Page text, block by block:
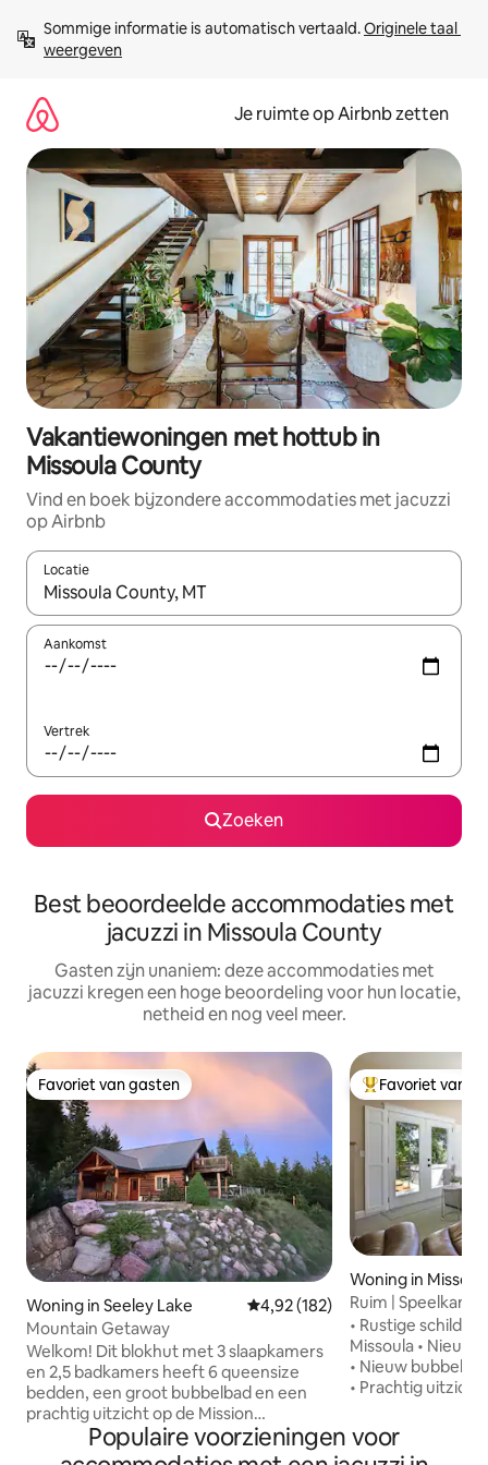
direct
naar
Sommige informatie is automatisch vertaald. Originele taal
weergeven
Je ruimte op Airbnb zetten
Vakantiewoningen met hottub in
Missoula County
Vind en boek bijzondere accommodaties met jacuzzi
op Airbnb
Locatie
Wanneer er suggesties beschikbaar zijn, maak je een keuze
Aankomst
Vertrek
Zoeken
Best beoordeelde accommodaties met
jacuzzi in Missoula County
Gasten zijn unaniem: deze accommodaties met
jacuzzi kregen een hoge beoordeling voor hun locatie,
netheid en nog veel meer.
Favoriet van gasten
Favoriet van gasten
Woning in Seeley Lake Gemiddelde beoordeling van
4,92 (182)
Mountain Getaway
Welkom! Dit blokhut met 3 slaapkamers
en 2,5 badkamers heeft 6 queensize
bedden, een groot bubbelbad en een
prachtig uitzicht op de Mission
Mountains. Gelegen op loopafstand van
restaurants, bars en een tankstation.
Topfavoriet van
Favoriet van
Woning in
Ruim |
op wilde dieren
• Rustige
Missoula • Nieuw
• Nieuw
• Prachtig
bijgewerkt en
toegestaan na
Populaire voorzieningen voor